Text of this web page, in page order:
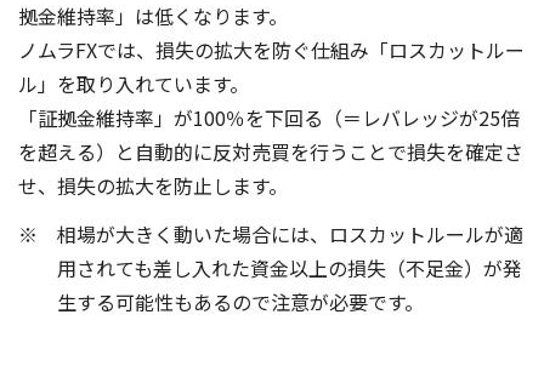
拠金維持率」は低くなります。
ノムラFXでは、損失の拡大を防ぐ仕組み「ロスカットルー
ル」を取り入れています。
「証拠金維持率」が100％を下回る（＝レバレッジが25倍
を超える）と自動的に反対売買を行うことで損失を確定さ
せ、損失の拡大を防止します。
相場が大きく動いた場合には、ロスカットルールが適
用されても差し入れた資金以上の損失（不足金）が発
生する可能性もあるので注意が必要です。